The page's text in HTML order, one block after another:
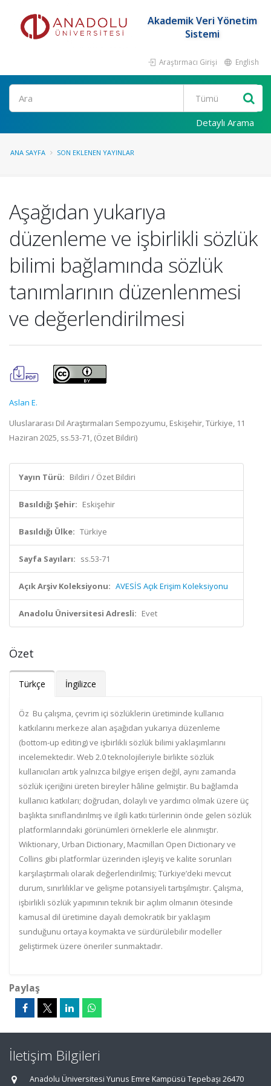
Akademik Veri Yönetim
Sistemi
Araştırmacı Girişi English
Ara
Detaylı Arama
ANA SAYFA SON EKLENEN YAYINLAR
Aşağıdan yukarıya
düzenleme ve işbirlikli sözlük
bilimi bağlamında sözlük
tanımlarının düzenlenmesi
ve değerlendirilmesi
Aslan E.
Uluslararası Dil Araştırmaları Sempozyumu, Eskişehir, Türkiye, 11
Haziran 2025, ss.53-71, (Özet Bildiri)
Yayın Türü: Bildiri / Özet Bildiri
Basıldığı Şehir: Eskişehir
Basıldığı Ülke: Türkiye
Sayfa Sayıları: ss.53-71
Açık Arşiv Koleksiyonu: AVESİS Açık Erişim Koleksiyonu
Anadolu Üniversitesi Adresli: Evet
Özet
Türkçe İngilizce
Öz Bu çalışma, çevrim içi sözlüklerin üretiminde kullanıcı
katkılarını merkeze alan aşağıdan yukarıya düzenleme
(bottom-up editing) ve işbirlikli sözlük bilimi yaklaşımlarını
incelemektedir. Web 2.0 teknolojileriyle birlikte sözlük
kullanıcıları artık yalnızca bilgiye erişen değil, aynı zamanda
sözlük içeriğini üreten bireyler hâline gelmiştir. Bu bağlamda
kullanıcı katkıları; doğrudan, dolaylı ve yardımcı olmak üzere üç
başlıkta sınıflandırılmış ve ilgili katkı türlerinin önde gelen sözlük
platformlarındaki görünümleri örneklerle ele alınmıştır.
Wiktionary, Urban Dictionary, Macmillan Open Dictionary ve
Collins gibi platformlar üzerinden işleyiş ve kalite sorunları
karşılaştırmalı olarak değerlendirilmiş; Türkiye’deki mevcut
durum, sınırlılıklar ve gelişme potansiyeli tartışılmıştır. Çalışma,
işbirlikli sözlük yapımının teknik bir açılım olmanın ötesinde
kamusal dil üretimine dayalı demokratik bir yaklaşım
sunduğunu ortaya koymakta ve sürdürülebilir modeller
geliştirmek üzere öneriler sunmaktadır.
Paylaş
İletişim Bilgileri
Anadolu Üniversitesi Yunus Emre Kampüsü Tepebaşı 26470